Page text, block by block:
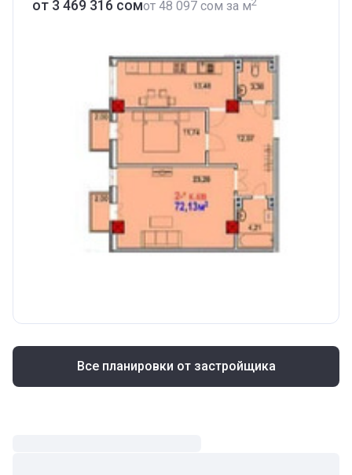
от ‍3 469 316 сомот ‍48 097 сом за м
Все планировки от застройщика